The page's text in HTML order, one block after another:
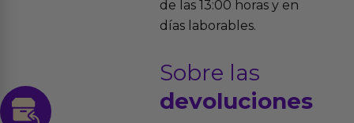
de las 13:00 horas y en
días laborables.
Sobre las
devoluciones